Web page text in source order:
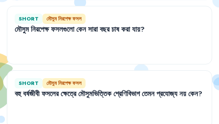
SHORT মৌসুম নিরপেক্ষ ফসল
মৌসুমনিরপেক্ষফসলগুলোকেনসারাবছরচাষকরাযায়?
SHORT মৌসুম নিরপেক্ষ ফসল
বহুবর্ষজীবীফসলেরক্ষেত্রেমৌসুমভিত্তিকশ্রেণিবিভাগতেমনপ্রযোজ্যনয়কেন?